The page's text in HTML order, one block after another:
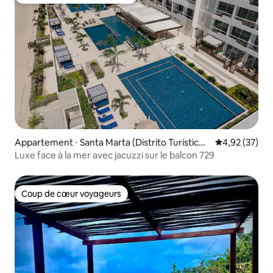
Appartement ⋅ Santa Marta (Distrito Turístico
Cultural E Histórico)
Évaluation
4,92 (37)
Luxe face à la mer avec jacuzzi sur le balcon 729
Coup de cœur voyageurs
Coup de cœur voyageurs